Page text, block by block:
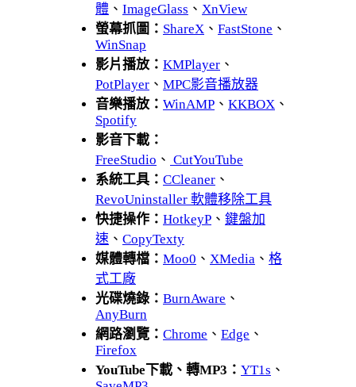
體 、 ImageGlass 、 XnView
螢幕抓圖： ShareX 、 FastStone 、
WinSnap
影片播放： KMPlayer 、
PotPlayer 、 MPC影音播放器
音樂播放： WinAMP 、 KKBOX 、
Spotify
影音下載：
FreeStudio 、 CutYouTube
系統工具： CCleaner 、
RevoUninstaller 軟體移除工具
快捷操作： HotkeyP 、 鍵盤加
速 、 CopyTexty
媒體轉檔： Moo0 、 XMedia 、 格
式工廠
光碟燒錄： BurnAware 、
AnyBurn
網路瀏覽： Chrome 、 Edge 、
Firefox
YouTube下載、轉MP3： YT1s 、